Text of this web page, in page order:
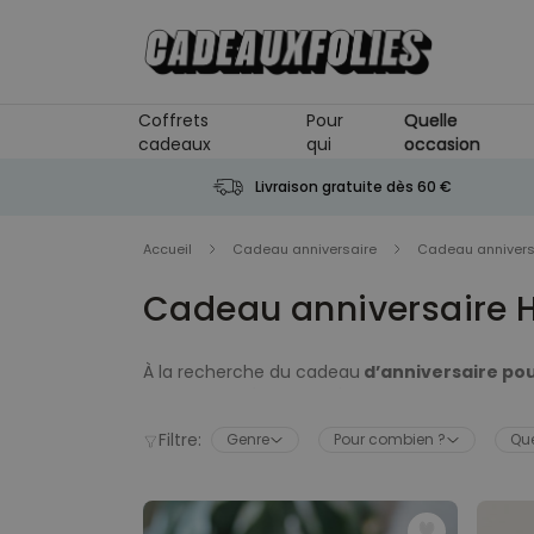
Coffrets
cadeaux
Pour
qui
Quelle
occasion
Livraison gratuite dès 60 €
Accueil Cadeau anniversaire Cadeau
Cadeau anniversaire
À la recherche du cadeau d’anniversaire
petite attention pour ton frère, ton père, ton
Filtre: Genre Pour combien ?